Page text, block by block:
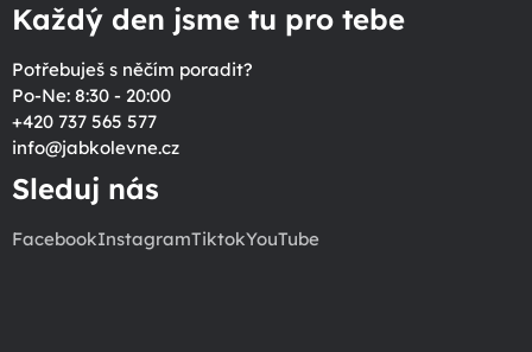
Každý den jsme tu pro tebe
Potřebuješ s něčím poradit?
Po-Ne: 8:30 - 20:00
+420 737 565 577
info@jabkolevne.cz
Sleduj nás
FacebookInstagramTiktokYouTube